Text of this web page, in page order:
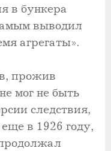
в бункера
выводил
агрегаты».
прожив
мог не быть
следствия,
в 1926 году,